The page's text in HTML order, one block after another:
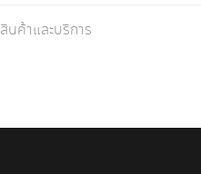
สินค้าและบริการ